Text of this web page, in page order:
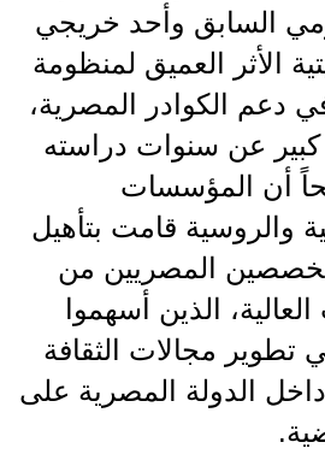
السابق وأحد خريجي
الأثر العميق لمنظومة
في دعم الكوادر المصرية،
كبير عن سنوات دراسته
أن المؤسسات
والروسية قامت بتأهيل
المصريين من
الذين أسهموا
مجالات الثقافة
داخل الدولة المصرية على